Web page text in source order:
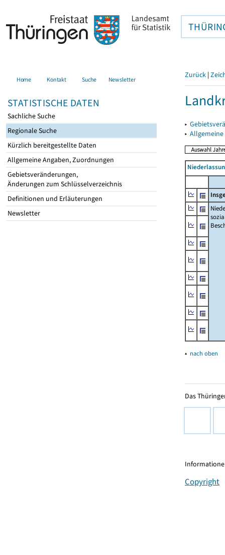
Home Kontakt Suche Newsletter
STATISTISCHE DATEN
Sachliche Suche
Regionale Suche
Kürzlich bereitgestellte Daten
Allgemeine Angaben, Zuordnungen
Gebietsveränderungen,
Änderungen zum Schlüsselverzeichnis
Definitionen und Erläuterungen
Newsletter
Zurück |
▸
▸
▴ nach oben
Das
Copyright